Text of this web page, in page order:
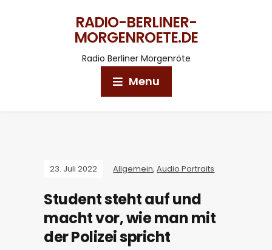
RADIO-BERLINER-
MORGENROETE.DE
Radio Berliner Morgenröte
Menu
23. Juli 2022 Allgemein,Audio Portraits
Student steht auf und
macht vor, wie man mit
der Polizei spricht